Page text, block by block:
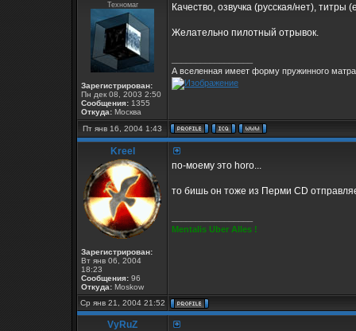
Техномаг
Зарегистрирован:
Пн дек 08, 2003 2:50
Сообщения: 1355
Откуда: Москва
Качество, озвучка (русская/нет), титры
Желательно пилотный отрывок.
А вселенная имеет форму пружинного
Пт янв 16, 2004 1:43
Kreel
Зарегистрирован:
Вт янв 06, 2004
18:23
Сообщения: 96
Откуда: Moskow
по-моему это horo...
то бишь он тоже из Перми CD
Mentalis Uber Alles !
Ср янв 21, 2004 21:52
VyRuZ